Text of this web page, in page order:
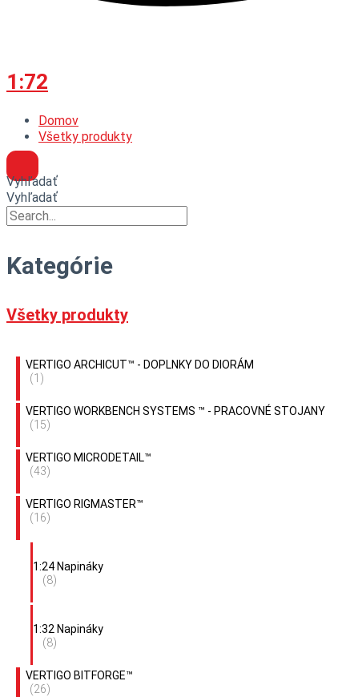
1:72
Domov
Všetky produkty
Vyhľadať
Vyhľadať
Kategórie
Všetky produkty
VERTIGO ARCHICUT™ - DOPLNKY DO DIORÁM
(1)
VERTIGO WORKBENCH SYSTEMS ™ - PRACOVNÉ STOJANY
(15)
VERTIGO MICRODETAIL™
(43)
VERTIGO RIGMASTER™
(16)
1:24 Napináky
(8)
1:32 Napináky
(8)
VERTIGO BITFORGE™
(26)